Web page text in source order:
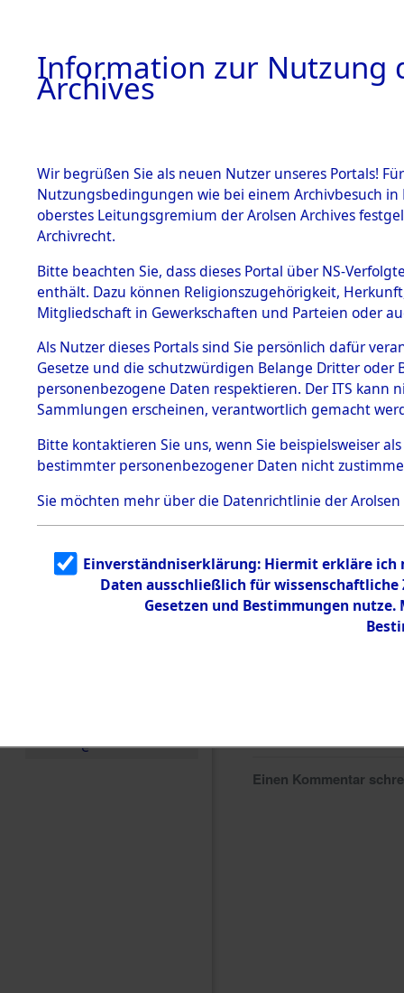
BESTÄNDE
1.
mente
5. Verschiedenes
5.3
Todesmärsche
5.3.1 Alliierte
Erhebungen
zu
Todesmärsch
en
5.3.2
g
5.3.3
Todesmärsch
e
Einen Kommentar
Information zur Nutzung
Archives
Wir begrüßen Sie als neuen Nutzer unseres Portals!
Nutzungsbedingungen wie bei einem Archivbesuch
oberstes Leitungsgremium der Arolsen Archives
Archivrecht.
Bitte beachten Sie, dass dieses Portal über NS-
enthält. Dazu können Religionszugehörigkeit,
Mitgliedschaft in Gewerkschaften und Parteien oder
Als Nutzer dieses Portals sind Sie persönlich dafür
Gesetze und die schutzwürdigen Belange Dritter
personenbezogene Daten respektieren. Der ITS
Sammlungen erscheinen, verantwortlich gemacht
Bitte kontaktieren Sie uns, wenn Sie beispielsweiser
bestimmter personenbezogener Daten nicht
Sie möchten mehr über die Datenrichtlinie der Arolsen
Einverständniserklärung: Hiermit erkläre ich
Daten ausschließlich für
Gesetzen und Bestimmungen